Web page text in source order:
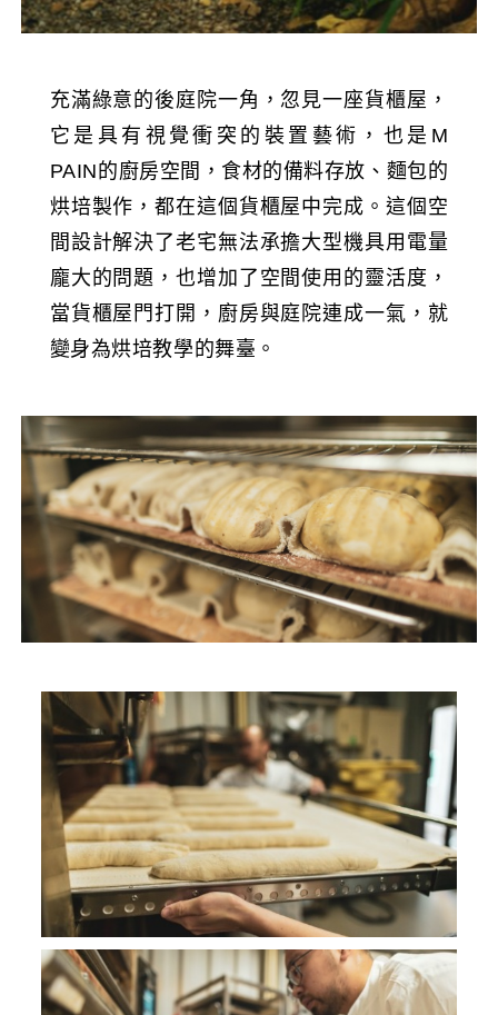
充滿綠意的後庭院一角，忽見一座貨櫃屋，
它是具有視覺衝突的裝置藝術，也是M
PAIN的廚房空間，食材的備料存放、麵包的
烘培製作，都在這個貨櫃屋中完成。這個空
間設計解決了老宅無法承擔大型機具用電量
龐大的問題，也增加了空間使用的靈活度，
當貨櫃屋門打開，廚房與庭院連成一氣，就
變身為烘培教學的舞臺。